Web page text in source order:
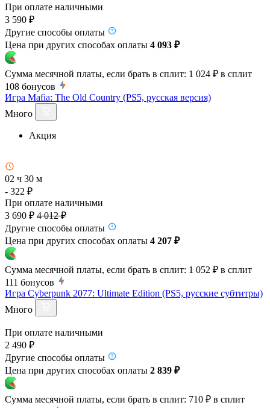
При оплате наличными
3 590 ₽
Другие способы оплаты
Цена при других способах оплаты 4 093 ₽
Сумма месячной платы, если брать в сплит: 1 024 ₽ в сплит
108 бонусов
Игра Mafia: The Old Country (PS5, русская версия)
Много
Акция
02 ч 30 м
- 322 ₽
При оплате наличными
3 690 ₽ 4 012 ₽
Другие способы оплаты
Цена при других способах оплаты 4 207 ₽
Сумма месячной платы, если брать в сплит: 1 052 ₽ в сплит
111 бонусов
Игра Cyberpunk 2077: Ultimate Edition (PS5, русские субтитры)
Много
При оплате наличными
2 490 ₽
Другие способы оплаты
Цена при других способах оплаты 2 839 ₽
Сумма месячной платы, если брать в сплит: 710 ₽ в сплит